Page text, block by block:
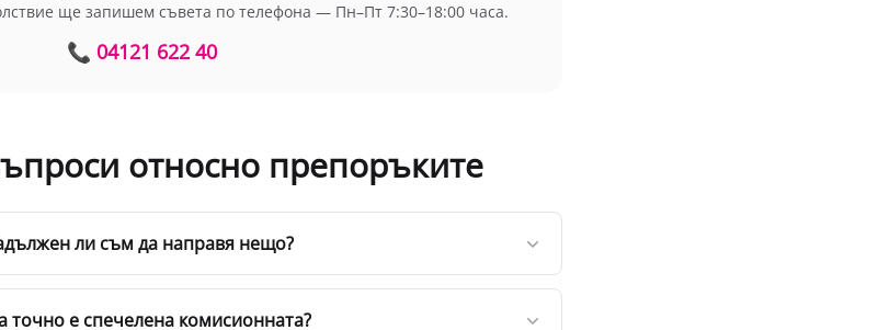
ще запишем съвета по телефона — Пн–Пт 7:30–18:00 часа.
📞 04121 622 40
относно препоръките
ли съм да направя нещо?
точно е спечелена комисионната?